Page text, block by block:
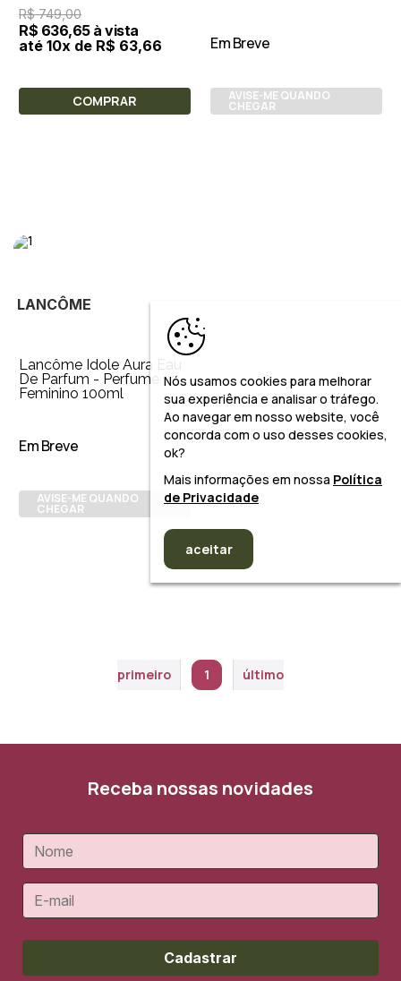
R$ 749,00
R$ 636,65 à vista
até 10x de R$ 63,66
COMPRAR
Em Breve
AVISE-ME QUANDO
CHEGAR
LANCÔME
Lancôme Idole Aura Eau
De Parfum - Perfume
Feminino 100ml
Em Breve
AVISE-ME QUANDO
CHEGAR
primeiro 1 último
Receba nossas novidades
Cadastrar
Nós usamos cookies para melhorar
sua experiência e analisar o tráfego.
Ao navegar em nosso website, você
concorda com o uso desses cookies,
ok?
Mais informações em nossa Política
de Privacidade
aceitar